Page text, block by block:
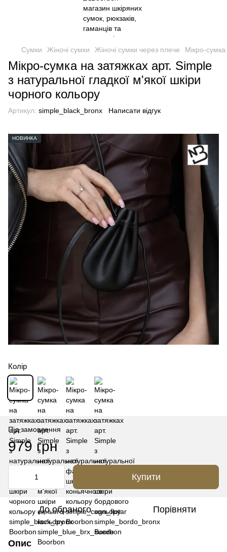
Сумки Жіночі сумки Жіночі сумки через плече Мікро-сумка
Мікро-сумка на затяжках арт. Simple
з натуральної гладкої м'якої шкіри
чорного кольору
Артикул: simple_black_bronx Написати відгук
НОВИНКА
Колір
Під замовлення
979 грн
Купити
До обраного Порівняти
Опис